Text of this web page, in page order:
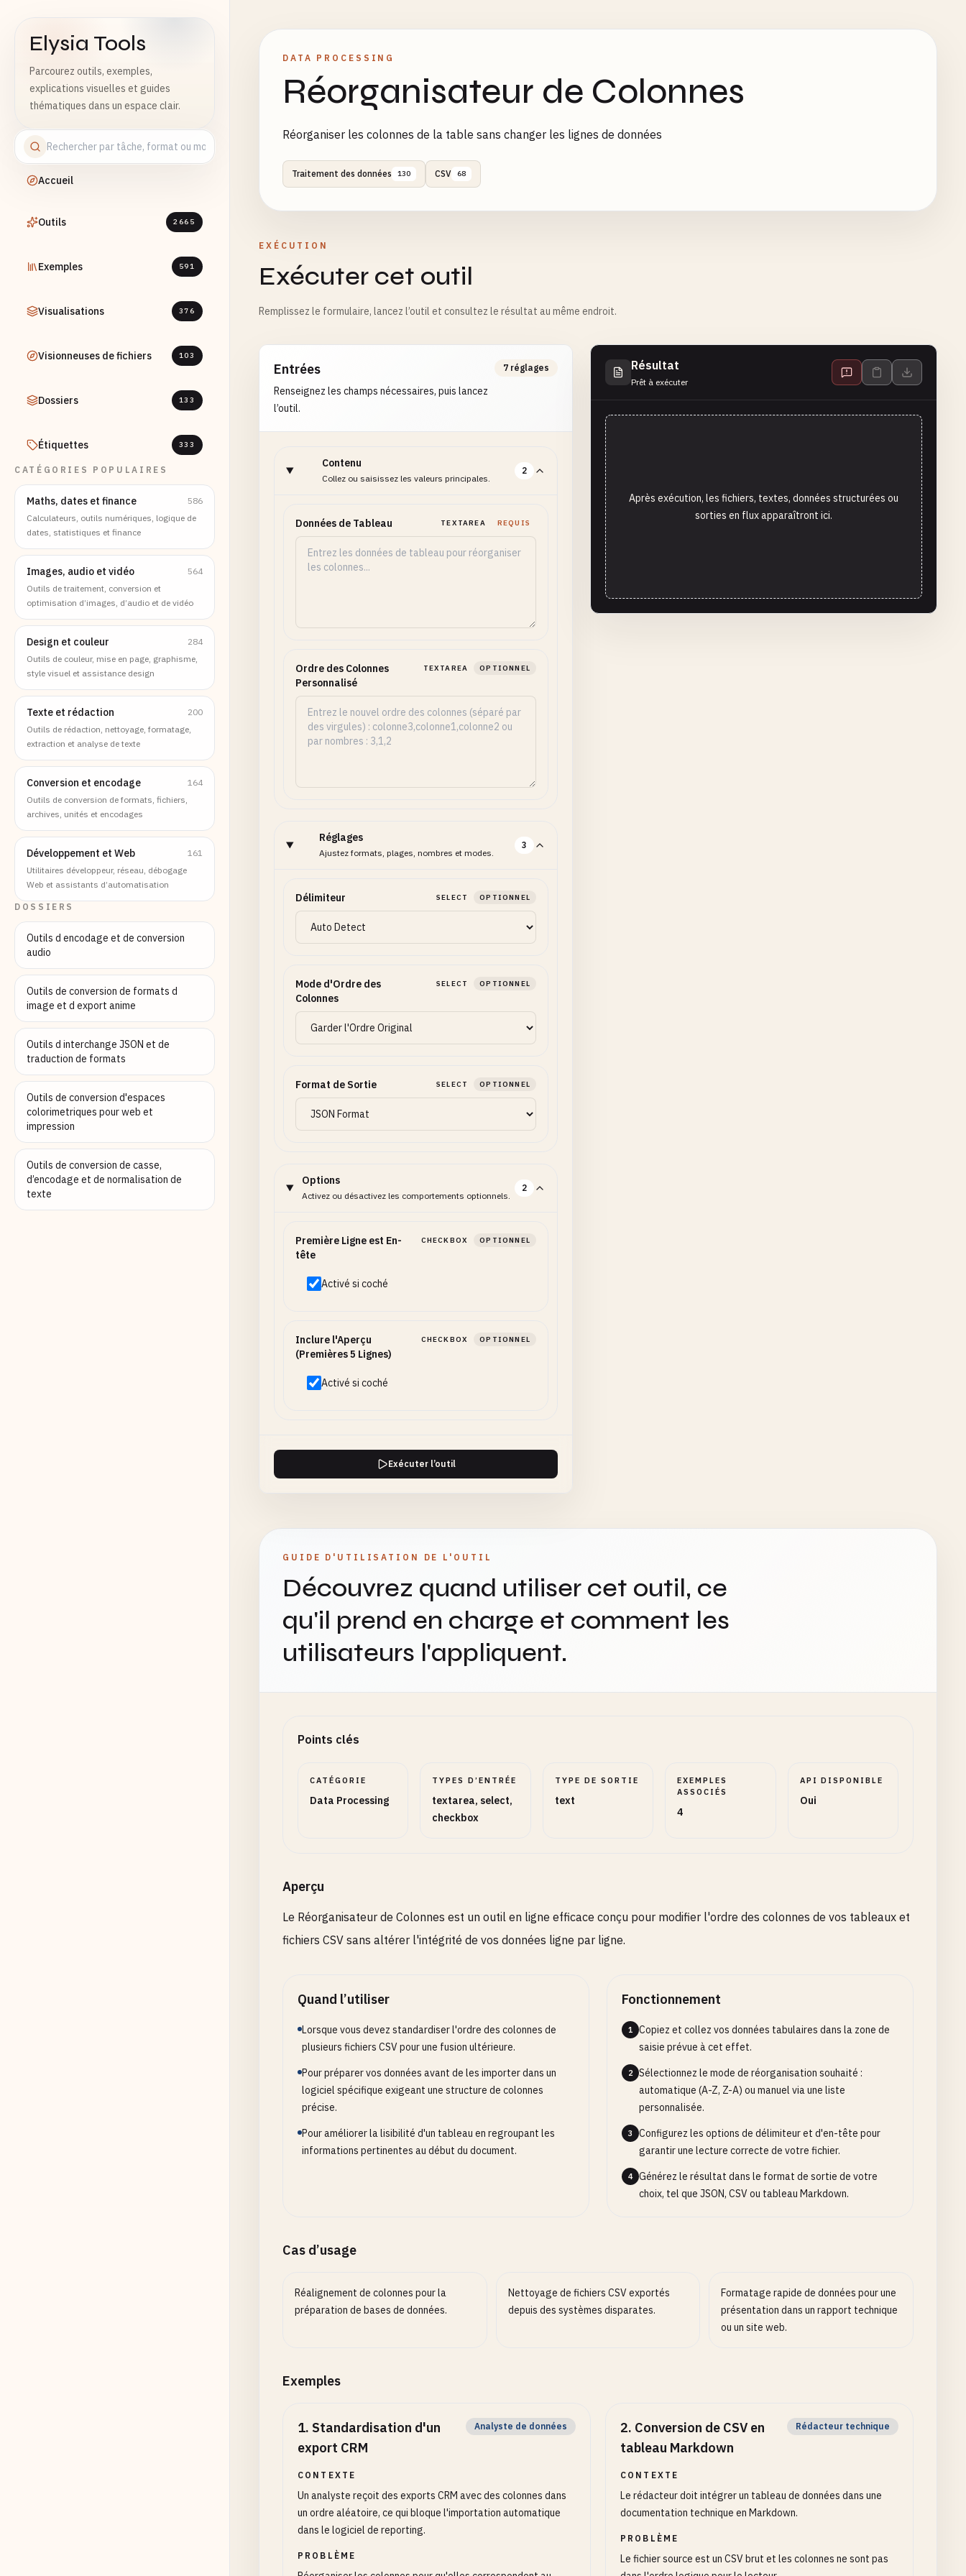
Elysia Tools
Parcourez outils, exemples,
explications visuelles et guides
thématiques dans un espace clair.
Accueil
Outils 2665
Exemples 591
Visualisations 376
Visionneuses de fichiers 103
Dossiers 133
Étiquettes 333
CATÉGORIES POPULAIRES
Maths, dates et finance
586
Calculateurs, outils numériques, logique de
dates, statistiques et finance
Images, audio et vidéo
564
Outils de traitement, conversion et
optimisation d’images, d’audio et de vidéo
Design et couleur
284
Outils de couleur, mise en page, graphisme,
style visuel et assistance design
Texte et rédaction
200
Outils de rédaction, nettoyage, formatage,
extraction et analyse de texte
Conversion et encodage
164
Outils de conversion de formats, fichiers,
archives, unités et encodages
Développement et Web
161
Utilitaires développeur, réseau, débogage
Web et assistants d’automatisation
DOSSIERS
Outils d encodage et de conversion
audio
Outils de conversion de formats d
image et d export anime
Outils d interchange JSON et de
traduction de formats
Outils de conversion d'espaces
colorimetriques pour web et
impression
Outils de conversion de casse,
d’encodage et de normalisation de
texte
DATA PROCESSING
Réorganisateur de Colonnes
Réorganiser les colonnes de la table sans changer les lignes de données
Traitement des données 130 CSV 68
EXÉCUTION
Exécuter cet outil
Remplissez le formulaire, lancez l’outil et consultez le résultat au même endroit.
Entrées
Renseignez les champs nécessaires, puis lancez
l’outil.
7 réglages
Contenu
Collez ou saisissez les valeurs principales.
2
Données de Tableau TEXTAREA REQUIS
Ordre des Colonnes
Personnalisé
TEXTAREA OPTIONNEL
Réglages
Ajustez formats, plages, nombres et modes.
3
Délimiteur SELECT OPTIONNEL
Mode d'Ordre des
Colonnes
SELECT OPTIONNEL
Format de Sortie SELECT OPTIONNEL
Options
Activez ou désactivez les comportements optionnels.
2
Première Ligne est En-
tête
CHECKBOX OPTIONNEL
Activé si coché
Inclure l'Aperçu
(Premières 5 Lignes)
CHECKBOX OPTIONNEL
Activé si coché
Exécuter l’outil
Résultat
Prêt à exécuter
Après exécution, les fichiers, textes, données structurées ou
sorties en flux apparaîtront ici.
GUIDE D'UTILISATION DE L'OUTIL
Découvrez quand utiliser cet outil, ce
qu'il prend en charge et comment les
utilisateurs l'appliquent.
Points clés
CATÉGORIE
Data Processing
TYPES D’ENTRÉE
textarea, select,
checkbox
TYPE DE SORTIE
text
EXEMPLES
ASSOCIÉS
4
API DISPONIBLE
Oui
Aperçu
Le Réorganisateur de Colonnes est un outil en ligne efficace conçu pour modifier l'ordre des colonnes de vos tableaux et
fichiers CSV sans altérer l'intégrité de vos données ligne par ligne.
Quand l’utiliser
Lorsque vous devez standardiser l'ordre des colonnes de
plusieurs fichiers CSV pour une fusion ultérieure.
Pour préparer vos données avant de les importer dans un
logiciel spécifique exigeant une structure de colonnes
précise.
Pour améliorer la lisibilité d'un tableau en regroupant les
informations pertinentes au début du document.
Fonctionnement
1
Copiez et collez vos données tabulaires dans la zone de
saisie prévue à cet effet.
2
Sélectionnez le mode de réorganisation souhaité :
automatique (A-Z, Z-A) ou manuel via une liste
personnalisée.
3
Configurez les options de délimiteur et d'en-tête pour
garantir une lecture correcte de votre fichier.
4
Générez le résultat dans le format de sortie de votre
choix, tel que JSON, CSV ou tableau Markdown.
Cas d’usage
Réalignement de colonnes pour la
préparation de bases de données.
Nettoyage de fichiers CSV exportés
depuis des systèmes disparates.
Formatage rapide de données pour une
présentation dans un rapport technique
ou un site web.
Exemples
1. Standardisation d'un
export CRM
Analyste de données
CONTEXTE
Un analyste reçoit des exports CRM avec des colonnes dans
un ordre aléatoire, ce qui bloque l'importation automatique
dans le logiciel de reporting.
PROBLÈME
2. Conversion de CSV en
tableau Markdown
Rédacteur technique
CONTEXTE
Le rédacteur doit intégrer un tableau de données dans une
documentation technique en Markdown.
PROBLÈME
Le fichier source est un CSV brut et les colonnes ne sont pas